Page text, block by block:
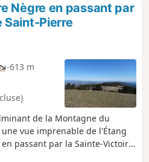
Nègre en passant par
Saint-Pierre
-613 m
de la Montagne du
vue imprenable de l'Étang
passant par la Sainte-Victoire